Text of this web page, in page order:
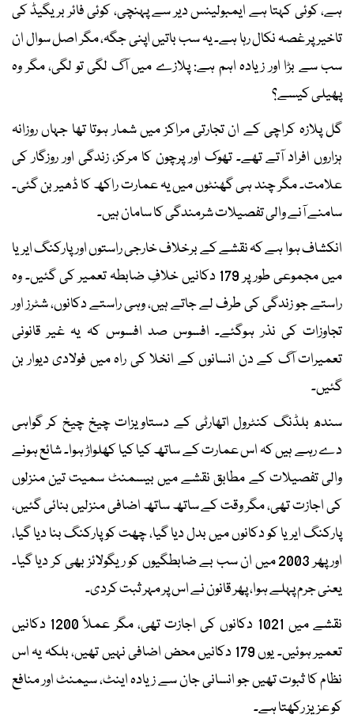
ہے، کوئی کہتا ہے ایمبولینس دیر سے پہنچی، کوئی فائر بریگیڈ کی
تاخیر پر غصہ نکال رہا ہے۔ یہ سب باتیں اپنی جگہ، مگر اصل سوال ان
سب سے بڑا اور زیادہ اہم ہے: پلازے میں آگ لگی تو لگی، مگر وہ
پھیلی کیسے؟
گل پلازہ کراچی کے ان تجارتی مراکز میں شمار ہوتا تھا جہاں روزانہ
ہزاروں افراد آتے تھے۔ تھوک اور پرچون کا مرکز، زندگی اور روزگار کی
علامت۔ مگر چند ہی گھنٹوں میں یہ عمارت راکھ کا ڈھیر بن گئی۔
سامنے آنے والی تفصیلات شرمندگی کا سامان ہیں۔
انکشاف ہوا ہے کہ نقشے کے برخلاف خارجی راستوں اور پارکنگ ایریا
میں مجموعی طور پر 179 دکانیں خلافِ ضابطہ تعمیر کی گئیں۔ وہ
راستے جو زندگی کی طرف لے جاتے ہیں، وہی راستے دکانوں، شٹرز اور
تجاوزات کی نذر ہوگئے۔ افسوس صد افسوس کہ یہ غیر قانونی
تعمیرات آگ کے دن انسانوں کے انخلا کی راہ میں فولادی دیوار بن
گئیں۔
سندھ بلڈنگ کنٹرول اتھارٹی کے دستاویزات چیخ چیخ کر گواہی
دے رہے ہیں کہ اس عمارت کے ساتھ کیا کیا کھلواڑ ہوا۔ شائع ہونے
والی تفصیلات کے مطابق نقشے میں بیسمنٹ سمیت تین منزلوں
کی اجازت تھی، مگر وقت کے ساتھ ساتھ اضافی منزلیں بنائی گئیں،
پارکنگ ایریا کو دکانوں میں بدل دیا گیا، چھت کو پارکنگ بنا دیا گیا،
اور پھر 2003 میں ان سب بے ضابطگیوں کو ریگولائز بھی کر دیا گیا۔
یعنی جرم پہلے ہوا، پھر قانون نے اس پر مہر ثبت کردی۔
نقشے میں 1021 دکانوں کی اجازت تھی، مگر عملاً 1200 دکانیں
تعمیر ہوئیں۔ یوں 179 دکانیں محض اضافی نہیں تھیں، بلکہ یہ اس
نظام کا ثبوت تھیں جو انسانی جان سے زیادہ اینٹ، سیمنٹ اور منافع
کو عزیز رکھتا ہے۔